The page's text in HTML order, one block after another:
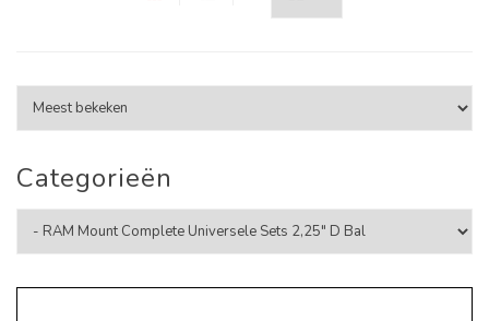
Categorieën